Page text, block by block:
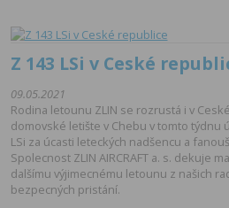
Z 143 LSi v Ceské
09.05.2021
Rodina letounu ZLIN se rozrustá i v
domovské letište v Chebu v tomto týdnu
LSi za úcasti leteckých nadšencu a
Spolecnost ZLIN AIRCRAFT a. s. dekuje
dalšímu výjimecnému letounu z našich
bezpecných pristání.